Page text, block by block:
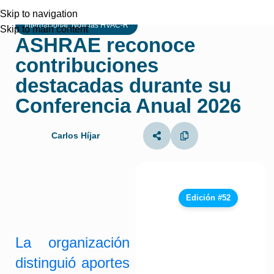
Skip to navigation
Skip to main content
Internacional,Noticias HVAC-R
ASHRAE reconoce
contribuciones
destacadas durante su
Conferencia Anual 2026
Carlos Híjar
La organización
distinguió aportes
Edición #52